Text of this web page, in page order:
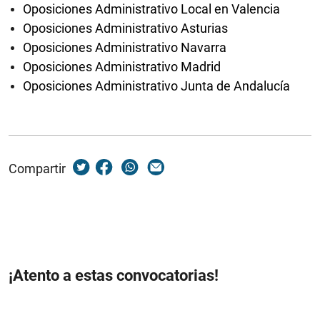
Oposiciones Administrativo Local en Valencia
Oposiciones Administrativo Asturias
Oposiciones Administrativo Navarra
Oposiciones Administrativo Madrid
Oposiciones Administrativo Junta de Andalucía
Compartir
¡Atento a estas convocatorias!